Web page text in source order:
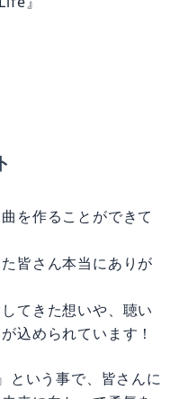
皆さん本当にありが
てきた想いや、聴い
込められています！
来に向かって勇気を